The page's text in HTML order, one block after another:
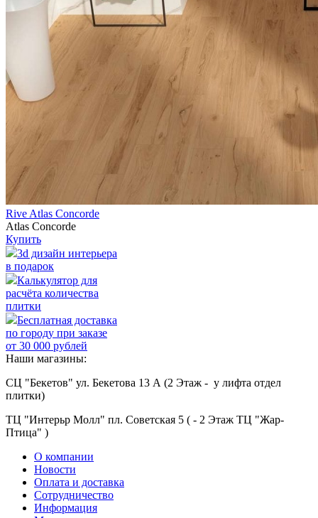
Rive Atlas Concorde
Atlas Concorde
Купить
3d дизайн интерьера
в подарок
Калькулятор для
расчёта количества
плитки
Бесплатная доставка
по городу при заказе
от 30 000 рублей
Наши магазины:
СЦ "Бекетов" ул. Бекетова 13 А (2 Этаж - у лифта отдел
плитки)
ТЦ "Интерьр Молл" пл. Советская 5 ( - 2 Этаж ТЦ "Жар-
Птица" )
О компании
Новости
Оплата и доставка
Сотрудничество
Информация